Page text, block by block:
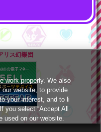
リス幻樂団
work properly. We also
website, to provide
your interest, and to li
you select “Accept All
used on our website.